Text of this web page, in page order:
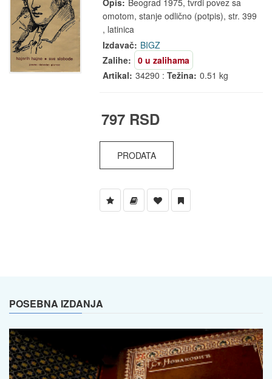
Opis: Beograd 1975, tvrdi povez sa
omotom, stanje odlično (potpis), str. 399
, latinica
Izdavač: BIGZ
Zalihe:
0 u zalihama
Artikal: 34290 :Težina: 0.51 kg
797 RSD
PRODATA
POSEBNA IZDANJA